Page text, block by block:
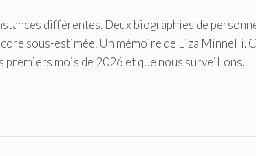
différentes. Deux biographies de
sous-estimée. Un mémoire de Liza Minnelli.
mois de 2026 et que nous surveillons.